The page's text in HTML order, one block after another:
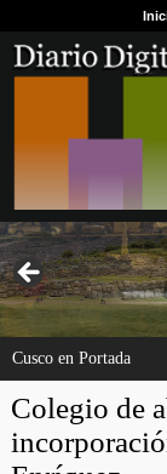
Cusco en Portada
Colegio de